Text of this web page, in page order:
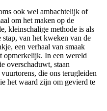
ook wel ambachtelijk of
om het maken op de
kleinschalige methode is als
van het kweken van de
een verhaal van smaak
opmerkelijk. In een wereld
overschaduwt, staan
die ons terugleiden
het waard zijn om gevierd te